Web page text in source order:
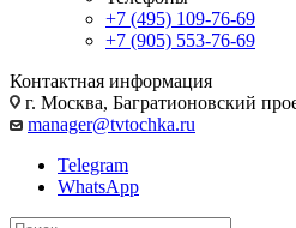
+7 (495) 109-76-69
+7 (905) 553-76-69
Контактная информация
г. Москва, Багратионовский
manager@tvtochka.ru
Telegram
WhatsApp